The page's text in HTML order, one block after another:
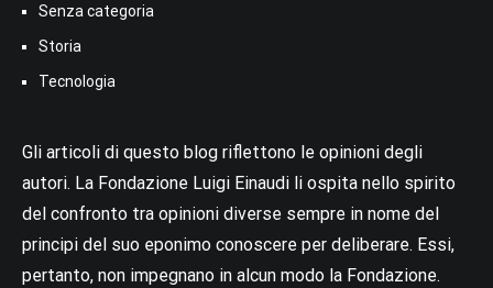
Senza categoria
Storia
Tecnologia
Gli articoli di questo blog riflettono le opinioni degli
autori. La Fondazione Luigi Einaudi li ospita nello spirito
del confronto tra opinioni diverse sempre in nome del
principi del suo eponimo conoscere per deliberare. Essi,
pertanto, non impegnano in alcun modo la Fondazione.